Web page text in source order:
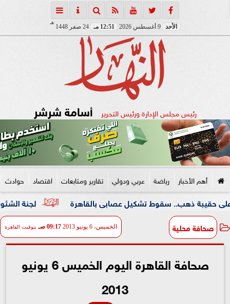
الأحد 12:51 مـ 24 صفر 1448
هـ
رئيس مجلس الإدارة ورئيس التحرير أسامة شرشر
أهم الأخبار رياضة عربي ودولي تقارير ومتابعات اقتصاد حوادث
لجنة الشئون العربية سقوط تشكيل عصابى بالقاهرة
صحافة محلية الخميس، 6 يونيو 2013 09:17 صـ بتوقيت القاهرة
صحافة القاهرة اليوم الخميس 6 يونيو
2013